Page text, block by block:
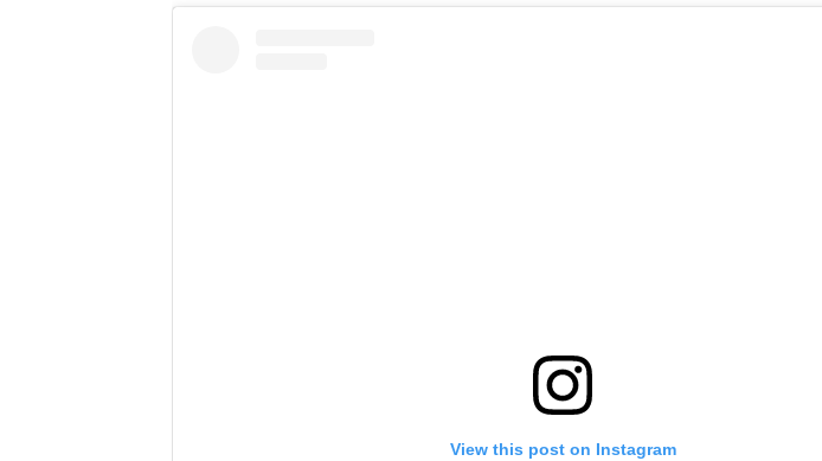
View this post on Instagram